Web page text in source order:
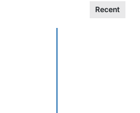
Recent